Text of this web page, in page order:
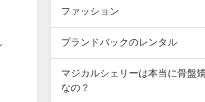
ファッション
ブランドバックのレンタル
マジカルシェリーは本当に骨盤
なの？